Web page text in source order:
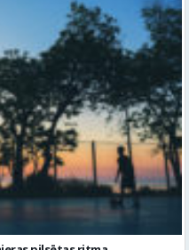
pilsētas ritma